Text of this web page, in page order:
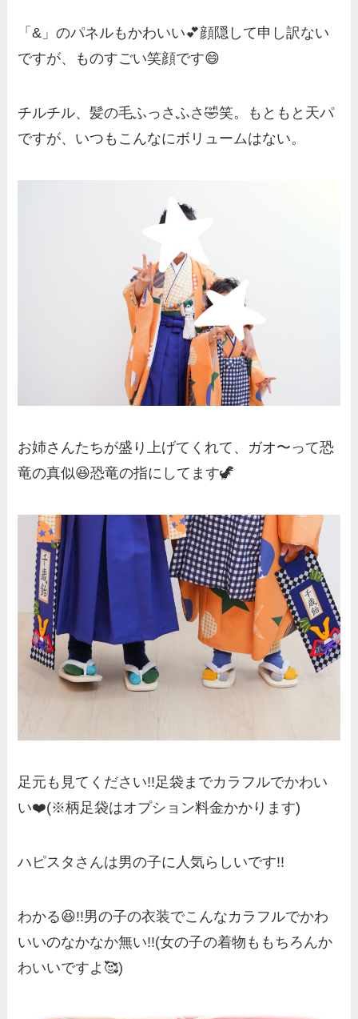
「&」のパネルもかわいい💕顔隠して申し訳ない
ですが、ものすごい笑顔です😄
チルチル、髪の毛ふっさふさ🤣笑。もともと天パ
ですが、いつもこんなにボリュームはない。
お姉さんたちが盛り上げてくれて、ガオ〜って恐
竜の真似😆恐竜の指にしてます🦖
足元も見てください!!足袋までカラフルでかわい
い❤️(※柄足袋はオプション料金かかります)
ハピスタさんは男の子に人気らしいです!!
わかる😆!!男の子の衣装でこんなカラフルでかわ
いいのなかなか無い!!(女の子の着物ももちろんか
わいいですよ🥰)